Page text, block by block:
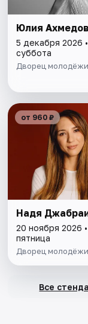
Юлия
5 декабря 2026 •
суббота
Дворец молодёжи
от 960 ₽
Надя
20 ноября 2026 •
пятница
Дворец молодёжи
Все